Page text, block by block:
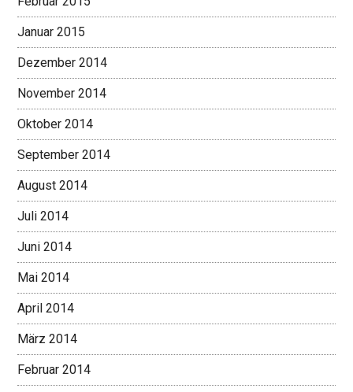
Januar 2015
Dezember 2014
November 2014
Oktober 2014
September 2014
August 2014
Juli 2014
Juni 2014
Mai 2014
April 2014
März 2014
Februar 2014